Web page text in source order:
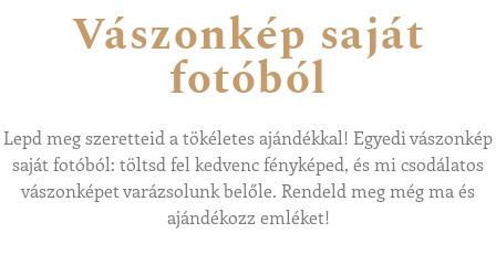
Vászonkép saját
fotóból
Lepd meg szeretteid a tökéletes ajándékkal! Egyedi vászonkép
saját fotóból: töltsd fel kedvenc fényképed, és mi csodálatos
vászonképet varázsolunk belőle. Rendeld meg még ma és
ajándékozz emléket!